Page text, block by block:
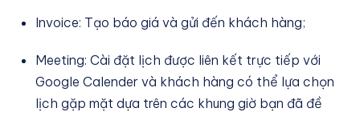
Invoice: Tạo báo giá và gửi đến khách hàng;
Meeting: Cài đặt lịch được liên kết trực tiếp với
Google Calender và khách hàng có thể lựa chọn
lịch gặp mặt dựa trên các khung giờ bạn đã đề